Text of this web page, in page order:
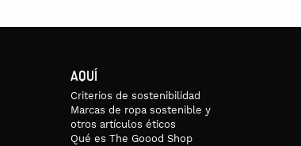
AQUÍ
Criterios de sostenibilidad
Marcas de ropa sostenible y
otros artículos éticos
Qué es The Goood Shop